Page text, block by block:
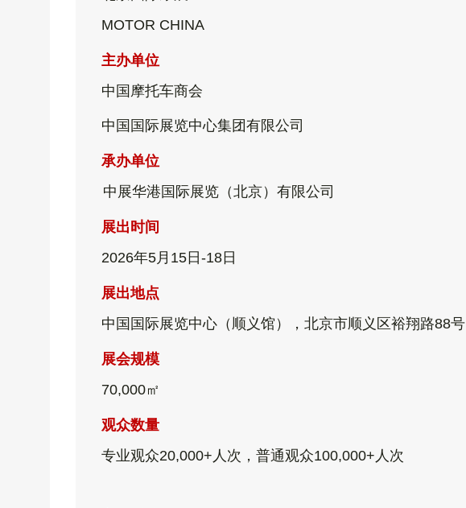
MOTOR CHINA
主办单位
中国摩托车商会
中国国际展览中心集团有限公司
承办单位
中展华港国际展览（北京）有限公司
展出时间
2026年5月15日-18日
展出地点
中国国际展览中心（顺义馆）， 北京市顺义区裕翔路88号
展会规模
70,000㎡
观众数量
专业观众20,000+人次， 普通观众100,000+人次